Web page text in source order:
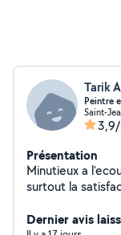
Tarik
Peintre
Saint-
Présentation
Minutieux a
surtout la
Dernier avis